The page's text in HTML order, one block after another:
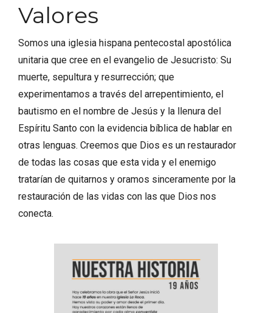
Valores
Somos una iglesia hispana pentecostal apostólica
unitaria que cree en el evangelio de Jesucristo: Su
muerte, sepultura y resurrección; que
experimentamos a través del arrepentimiento, el
bautismo en el nombre de Jesús y la llenura del
Espíritu Santo con la evidencia bíblica de hablar en
otras lenguas. Creemos que Dios es un restaurador
de todas las cosas que esta vida y el enemigo
tratarían de quitarnos y oramos sinceramente por la
restauración de las vidas con las que Dios nos
conecta.